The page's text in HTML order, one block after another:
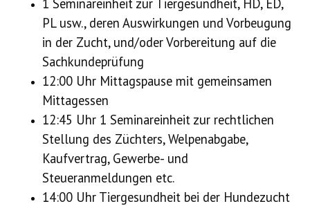
1 Seminareinheit zur Tiergesundheit, HD, ED,
PL usw., deren Auswirkungen und Vorbeugung
in der Zucht, und/oder Vorbereitung auf die
Sachkundeprüfung
12:00 Uhr Mittagspause mit gemeinsamen
Mittagessen
12:45 Uhr 1 Seminareinheit zur rechtlichen
Stellung des Züchters, Welpenabgabe,
Kaufvertrag, Gewerbe- und
Steueranmeldungen etc.
14:00 Uhr Tiergesundheit bei der Hundezucht